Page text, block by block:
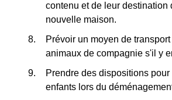
contenu et de leur destination
nouvelle maison.
Prévoir un moyen de
animaux de compagnie s'il y
Prendre des dispositions
enfants lors du